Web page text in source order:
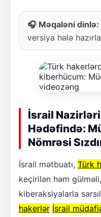
🎧 Məqaləni dinlə:
versiya hələ
İsrail
Hədəfində:
Nömrəsi
İsrail mətbuatı, Türk
keçirilən həm
kiberaksiyalarla
hakerlər İsrail